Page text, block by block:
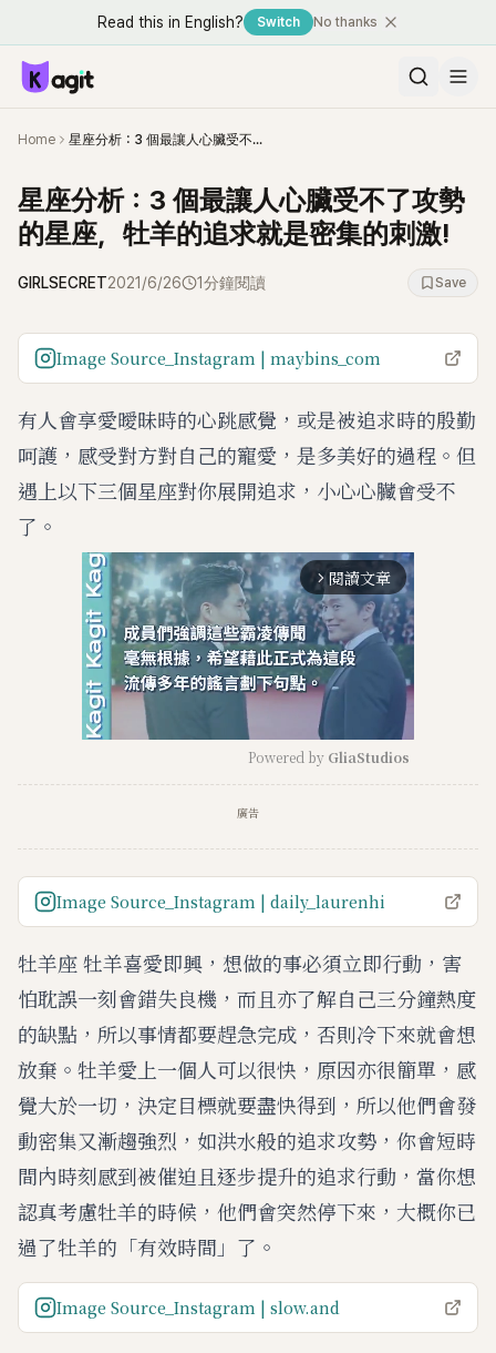
Read this in English? Switch No thanks
Home 星座分析：3 個最讓人心臟受不了攻勢的星座，牡羊的追求就是密集的刺激!
星座分析：3 個最讓人心臟受不了攻勢
的星座，牡羊的追求就是密集的刺激!
GIRLSECRET2021/6/26 1分鐘閱讀 Save
Image Source_Instagram | maybins_com
有人會享愛曖昧時的心跳感覺，或是被追求時的殷勤
呵護，感受對方對自己的寵愛，是多美好的過程。但
遇上以下三個星座對你展開追求，小心心臟會受不
了。
arrow_forward_ios 閱讀文章
t
Powered by GliaStudios
廣告
Image Source_Instagram | daily_laurenhi
牡羊座 牡羊喜愛即興，想做的事必須立即行動，害
怕耽誤一刻會錯失良機，而且亦了解自己三分鐘熱度
的缺點，所以事情都要趕急完成，否則冷下來就會想
放棄。牡羊愛上一個人可以很快，原因亦很簡單，感
覺大於一切，決定目標就要盡快得到，所以他們會發
動密集又漸趨強烈，如洪水般的追求攻勢，你會短時
間內時刻感到被催迫且逐步提升的追求行動，當你想
認真考慮牡羊的時候，他們會突然停下來，大概你已
過了牡羊的「有效時間」了。
Image Source_Instagram | slow.and